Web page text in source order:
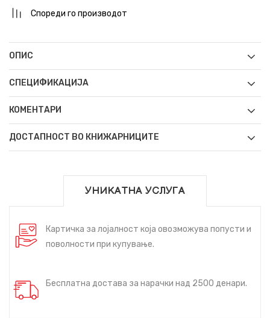
Спореди го производот
ОПИС
СПЕЦИФИКАЦИЈА
КОМЕНТАРИ
ДОСТАПНОСТ ВО КНИЖАРНИЦИТЕ
УНИКАТНА УСЛУГА
Картичка за лојалност која овозможува попусти и
поволности при купување.
Бесплатна достава за нарачки над 2500 денари.